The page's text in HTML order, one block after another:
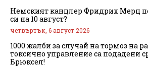
Немският канцлер Фридрих Мерц
си на 10 август?
четвъртък, 6 август 2026
1000 жалби за случай на тормоз на
токсично управление са подадени
Брюксел!